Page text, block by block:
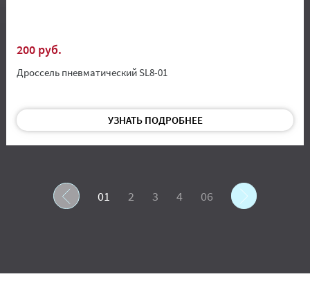
200 руб.
Дроссель пневматический SL8-01
УЗНАТЬ ПОДРОБНЕЕ
01 2 3 4 06